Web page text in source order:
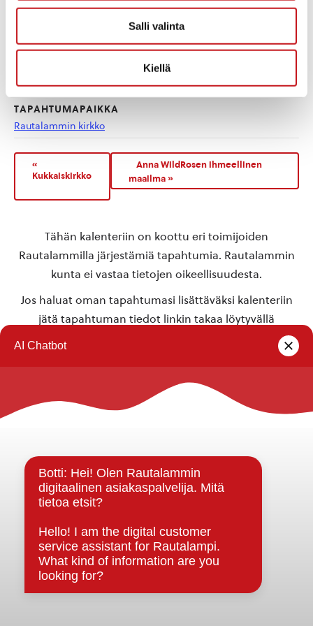
Salli valinta
Kiellä
Kotisivu:
TAPAHTUMAPAIKKA
Rautalammin kirkko
«
Kukkaiskirkko
Anna WildRosen ihmeellinen
maailma»
Tähän kalenteriin on koottu eri toimijoiden
Rautalammilla järjestämiä tapahtumia. Rautalammin
kunta ei vastaa tietojen oikeellisuudesta.
Jos haluat oman tapahtumasi lisättäväksi kalenteriin
jätä tapahtuman tiedot linkin takaa löytyvällä
Rautalammin kunta
Strategiat, ohjelmat, ohjeet, suunnitelmat, säännöt ja
sopimukset
Asiakirjajulkisuuskuvaus
Evästeet
Saavutettavuusseloste
Tietosuoja
Tietosuojaselosteet